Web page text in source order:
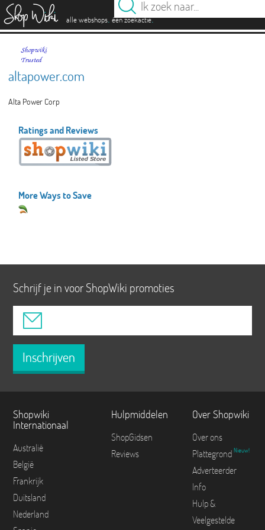
alle webshops. één zoekactie.
altapower.com
Alta Power Corp
Ratings and Reviews
More Ways to Save
Schrijf je in voor ShopWiki promoties
Inschrijven
Shopwiki
Internationaal
Australië
België
Frankrijk
Duitsland
Nederland
Hulpmiddelen
ShopGidsen
Reviews
Over Shopwiki
Over ons
Plattegrond Nieuw!
Adverteerder
Info
Hulp &
Veelgestelde